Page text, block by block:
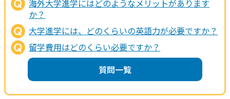
海外大学進学にはどのようなメリットがあります
か？
大学進学には、どのくらいの英語力が必要ですか？
留学費用はどのくらい必要ですか？
質問一覧